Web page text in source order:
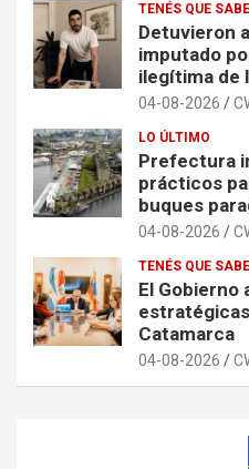
TENÉS QUE
Detuvieron
imputado
ilegítima de
04-08-2026
LO ÚLTIMO
Prefectura
prácticos
buques
04-08-2026
TENÉS QUE
El Gobierno
Catamarca
04-08-2026